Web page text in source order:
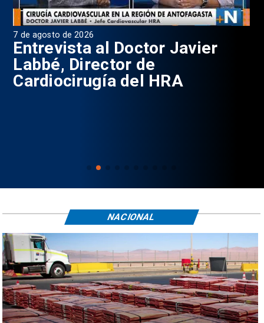
7 de agosto de 2026
Entrevista al Doctor Javier
Labbé, Director de
Cardiocirugía del HRA
NACIONAL